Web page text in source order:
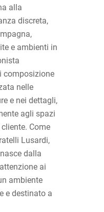
alla
discreta,
e ambienti in
composizione
nelle
e nei dettagli,
agli spazi
Come
Lusardi,
dalla
ai
ambiente
e destinato a